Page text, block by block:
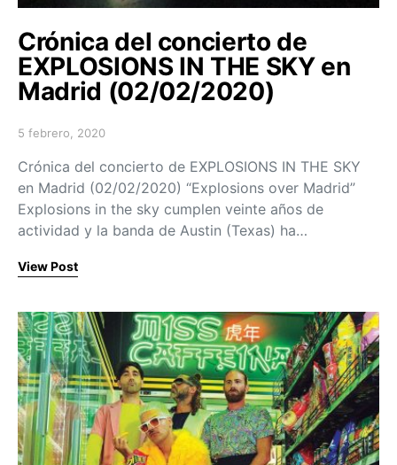
Crónica del concierto de
EXPLOSIONS IN THE SKY en
Madrid (02/02/2020)
Posted on
5 febrero, 2020
Crónica del concierto de EXPLOSIONS IN THE SKY
en Madrid (02/02/2020) “Explosions over Madrid”
Explosions in the sky cumplen veinte años de
actividad y la banda de Austin (Texas) ha…
View Post